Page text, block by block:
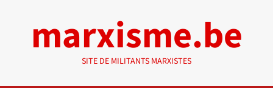
marxisme.be
SITE DE MILITANTS MARXISTES